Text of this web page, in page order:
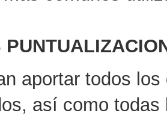
aportar todos
así como